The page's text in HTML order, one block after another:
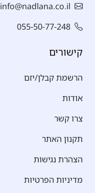
info@nadlana.co.il
055-50-77-248
קישורים
הרשמת קבלן/יזם
אודות
צרו קשר
תקנון האתר
הצהרת נגישות
מדיניות הפרטיות